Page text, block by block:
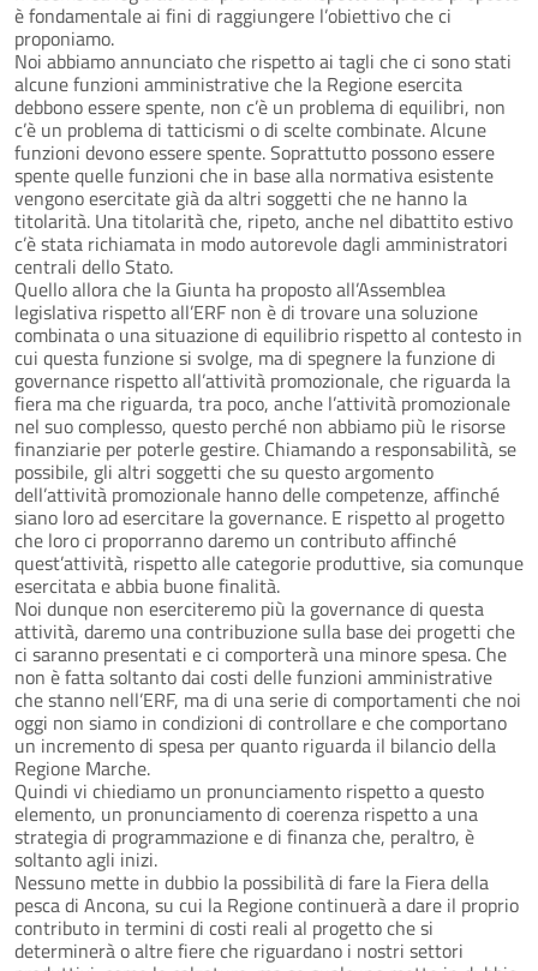
è fondamentale ai fini di raggiungere l’obiettivo che ci
proponiamo.
Noi abbiamo annunciato che rispetto ai tagli che ci sono stati
alcune funzioni amministrative che la Regione esercita
debbono essere spente, non c’è un problema di equilibri, non
c’è un problema di tatticismi o di scelte combinate. Alcune
funzioni devono essere spente. Soprattutto possono essere
spente quelle funzioni che in base alla normativa esistente
vengono esercitate già da altri soggetti che ne hanno la
titolarità. Una titolarità che, ripeto, anche nel dibattito estivo
c’è stata richiamata in modo autorevole dagli amministratori
centrali dello Stato.
Quello allora che la Giunta ha proposto all’Assemblea
legislativa rispetto all’ERF non è di trovare una soluzione
combinata o una situazione di equilibrio rispetto al contesto in
cui questa funzione si svolge, ma di spegnere la funzione di
governance rispetto all’attività promozionale, che riguarda la
fiera ma che riguarda, tra poco, anche l’attività promozionale
nel suo complesso, questo perché non abbiamo più le risorse
finanziarie per poterle gestire. Chiamando a responsabilità, se
possibile, gli altri soggetti che su questo argomento
dell’attività promozionale hanno delle competenze, affinché
siano loro ad esercitare la governance. E rispetto al progetto
che loro ci proporranno daremo un contributo affinché
quest’attività, rispetto alle categorie produttive, sia comunque
esercitata e abbia buone finalità.
Noi dunque non eserciteremo più la governance di questa
attività, daremo una contribuzione sulla base dei progetti che
ci saranno presentati e ci comporterà una minore spesa. Che
non è fatta soltanto dai costi delle funzioni amministrative
che stanno nell’ERF, ma di una serie di comportamenti che noi
oggi non siamo in condizioni di controllare e che comportano
un incremento di spesa per quanto riguarda il bilancio della
Regione Marche.
Quindi vi chiediamo un pronunciamento rispetto a questo
elemento, un pronunciamento di coerenza rispetto a una
strategia di programmazione e di finanza che, peraltro, è
soltanto agli inizi.
Nessuno mette in dubbio la possibilità di fare la Fiera della
pesca di Ancona, su cui la Regione continuerà a dare il proprio
contributo in termini di costi reali al progetto che si
determinerà o altre fiere che riguardano i nostri settori